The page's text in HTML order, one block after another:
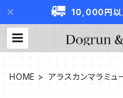
10,000円以
HOME アラスカンマラミュ